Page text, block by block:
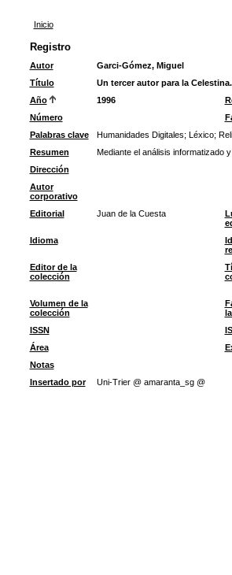
Inicio
Registro
Autor
Garci-Gómez, Miguel
Título
Un tercer autor para la
Año
1996
Número
Palabras clave
Humanidades Digitales; Léxico;
Resumen
Mediante el análisis informatizado
Dirección
Autor
corporativo
Editorial
Juan de la Cuesta
Idioma
Editor de la
colección
Volumen de la
colección
ISSN
Área
Notas
Insertado por
Uni-Trier @ amaranta_sg @